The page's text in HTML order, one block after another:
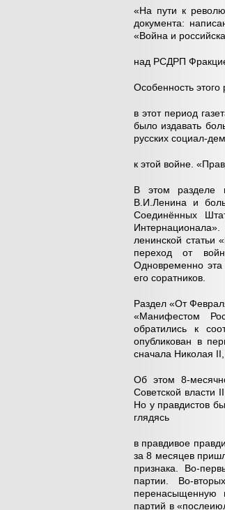
«На пути к
документа:
«Война и
над РСДРП
Особенность
в этот период
было издавать
русских социал-
к этой войне.
В этом разделе
В.И.Ленина и
Соединённых
ленинской статьи
переход от
Одновременно эта
его соратников.
Раздел «От
«Манифестом
обратились к
опубликован в
сначала Николая
Об этом 8-
Советской власти
Но у правдистов
глядясь
в правдивое
за 8 месяцев
признака. Во-
партии. Во-
перенасыщенную
партий в